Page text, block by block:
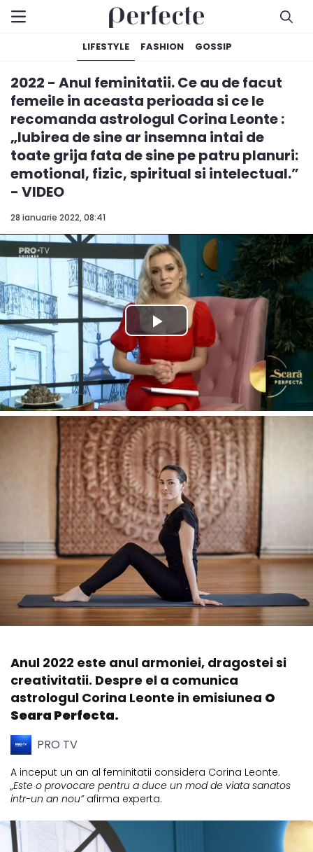
LIFESTYLE FASHION GOSSIP
28 ianuarie 2022, 08:41
2022 - Anul feminitatii. Ce au de facut
femeile in aceasta perioada si ce le
recomanda astrologul Corina Leonte :
„Iubirea de sine ar insemna intai de
toate grija fata de sine pe patru planuri:
emotional, fizic, spiritual si intelectual.”
- VIDEO
Anul 2022 este anul armoniei, dragostei si
creativitatii. Despre el a comunica
astrologul Corina Leonte in emisiunea O
Seara Perfecta.
PRO TV
A inceput un an al feminitatii considera Corina Leonte.
„Este o provocare pentru a duce un mod de viata sanatos
intr-un an nou” afirma experta.